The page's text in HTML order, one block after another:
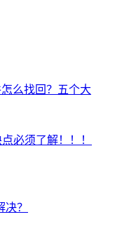
么找回？五个大
必须了解！！！
？